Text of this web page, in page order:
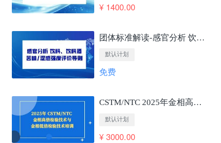
¥ 1400.00
团体标准解读-感官分析 饮料、饮料酒苦味/涩感强度评价导则
默认计划
免费
CSTM/NTC 2025年金相高低倍检验技术培训
默认计划
¥ 3000.00